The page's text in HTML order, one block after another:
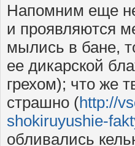
Напомним еще
и проявляются
мылись в бане,
ее дикарской
грехом); что же
страшно (http://
shokiruyushie-
обливались